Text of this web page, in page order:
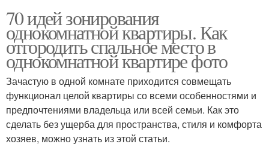
70 идей зонирования
однокомнатной квартиры. Как
отгородить спальное место в
однокомнатной квартире фото
Зачастую в одной комнате приходится совмещать
функционал целой квартиры со всеми особенностями и
предпочтениями владельца или всей семьи. Как это
сделать без ущерба для пространства, стиля и комфорта
хозяев, можно узнать из этой статьи.